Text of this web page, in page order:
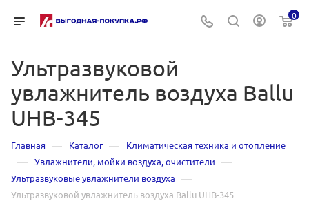
0
Ультразвуковой
увлажнитель воздуха Ballu
UHB-345
Главная — Каталог — Климатическая техника и отопление
— Увлажнители, мойки воздуха, очистители —
Ультразвуковые увлажнители воздуха —
Ультразвуковой увлажнитель воздуха Ballu UHB-345